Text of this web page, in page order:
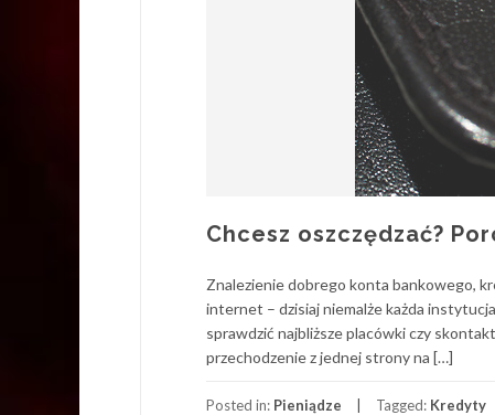
Chcesz oszczędzać?
Znalezienie dobrego konta bankowego,
internet – dzisiaj niemalże każda
sprawdzić najbliższe placówki czy
przechodzenie z jednej strony na […]
Posted in: Pieniądze Tagged: Kredyty